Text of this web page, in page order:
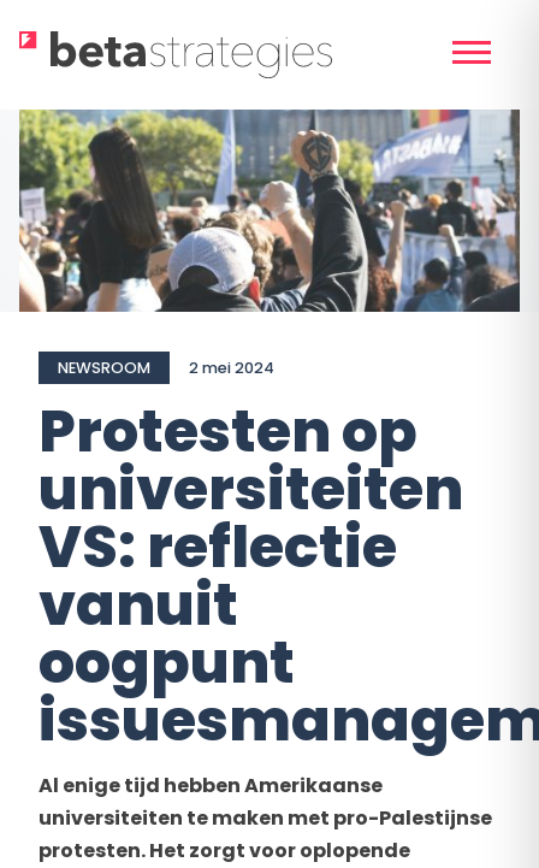
NEWSROOM 2 mei 2024
Protesten op
universiteiten
VS: reflectie
vanuit
oogpunt
Al enige tijd hebben Amerikaanse
universiteiten te maken met pro-Palestijnse
protesten. Het zorgt voor oplopende